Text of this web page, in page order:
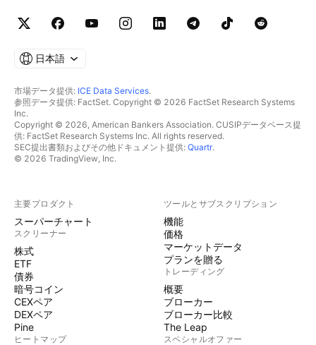
日本語
市場データ提供: ICE Data Services.
参照データ提供: FactSet. Copyright © 2026 FactSet Research Systems
Inc.
Copyright © 2026, American Bankers Association. CUSIPデータベース提
供: FactSet Research Systems Inc. All rights reserved.
SEC提出書類およびその他ドキュメント提供: Quartr.
© 2026 TradingView, Inc.
主要プロダクト
スーパーチャート
スクリーナー
株式
ETF
債券
暗号コイン
CEXペア
DEXペア
Pine
ヒートマップ
ツールとサブスクリプション
機能
価格
マーケットデータ
プランを贈る
トレーディング
概要
ブローカー
ブローカー比較
The Leap
スペシャルオファー